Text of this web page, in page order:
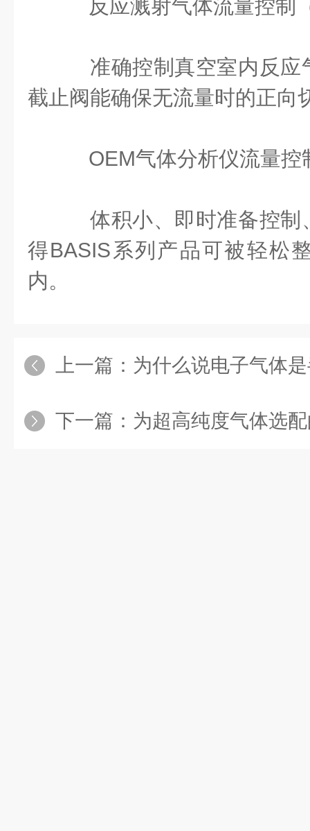
反应溅射气体流量控制
准确控制真空室内反应
截止阀能确保无流量时的正向
OEM气体分析仪流量控
体积小、即时准备控制
得BASIS系列产品可被轻松
内。
上一篇： 为什么说电子气体
下一篇： 为超高纯度气体选配的不锈钢压